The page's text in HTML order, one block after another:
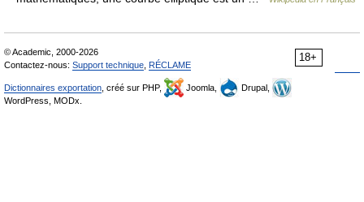
18+
© Academic, 2000-2026
Contactez-nous: Support technique RÉCLAME
Dictionnaires exportation , créé sur PHP, Joomla,
Drupal,
WordPress, MODx.